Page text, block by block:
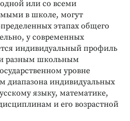
или со всеми
в школе, могут
этапах общего
у современных
индивидуальный профиль
разным школьным
уровне
диапазона индивидуальных
языку, математике,
и его возрастной